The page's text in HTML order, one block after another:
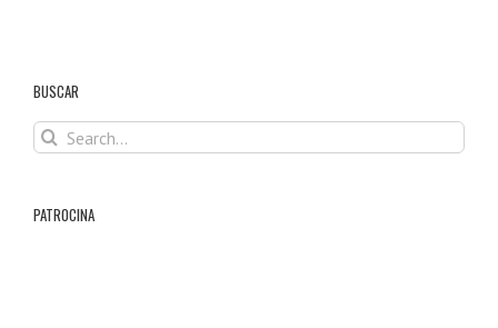
BUSCAR
Search
for:
PATROCINA